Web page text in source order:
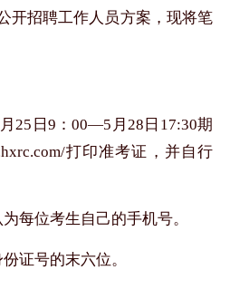
开招聘工作人员方案，现将笔
月25 日 9 ：00—5 月28 日 17:30期
hxrc.com/打印准考证，并自行
每位考生自己的手机号。
证号的末六位。